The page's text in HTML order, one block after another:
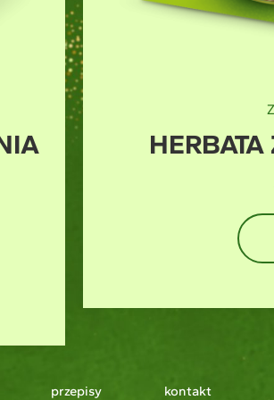
HOT&COLD
HERBATKA
przepisy kontakt